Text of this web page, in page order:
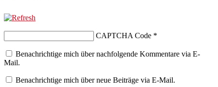
CAPTCHA Code *
Benachrichtige mich über nachfolgende Kommentare via E-
Mail.
Benachrichtige mich über neue Beiträge via E-Mail.